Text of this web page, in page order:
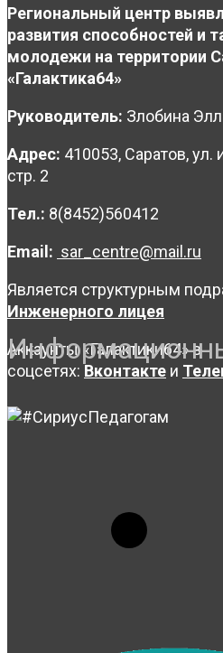
Региональный центр
развития способностей и
молодежи на территории
«Галактика64»
Руководитель: Злобина
Адрес: 410053, Саратов, ул.
стр. 2
Тел.: 8(8452)560412
Email: sar_centre@mail.ru
Является структурным
Инженерного лицея
Аккаунты «Галактики64» в
соцсетях: Вконтакте и